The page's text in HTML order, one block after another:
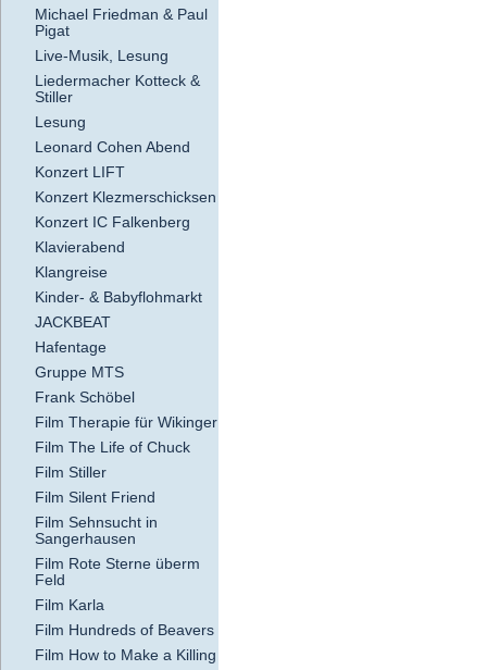
Michael Friedman & Paul
Pigat
Live-Musik, Lesung
Liedermacher Kotteck &
Stiller
Lesung
Leonard Cohen Abend
Konzert LIFT
Konzert Klezmerschicksen
Konzert IC Falkenberg
Klavierabend
Klangreise
Kinder- & Babyflohmarkt
JACKBEAT
Hafentage
Gruppe MTS
Frank Schöbel
Film Therapie für Wikinger
Film The Life of Chuck
Film Stiller
Film Silent Friend
Film Sehnsucht in
Sangerhausen
Film Rote Sterne überm
Feld
Film Karla
Film Hundreds of Beavers
Film How to Make a Killing